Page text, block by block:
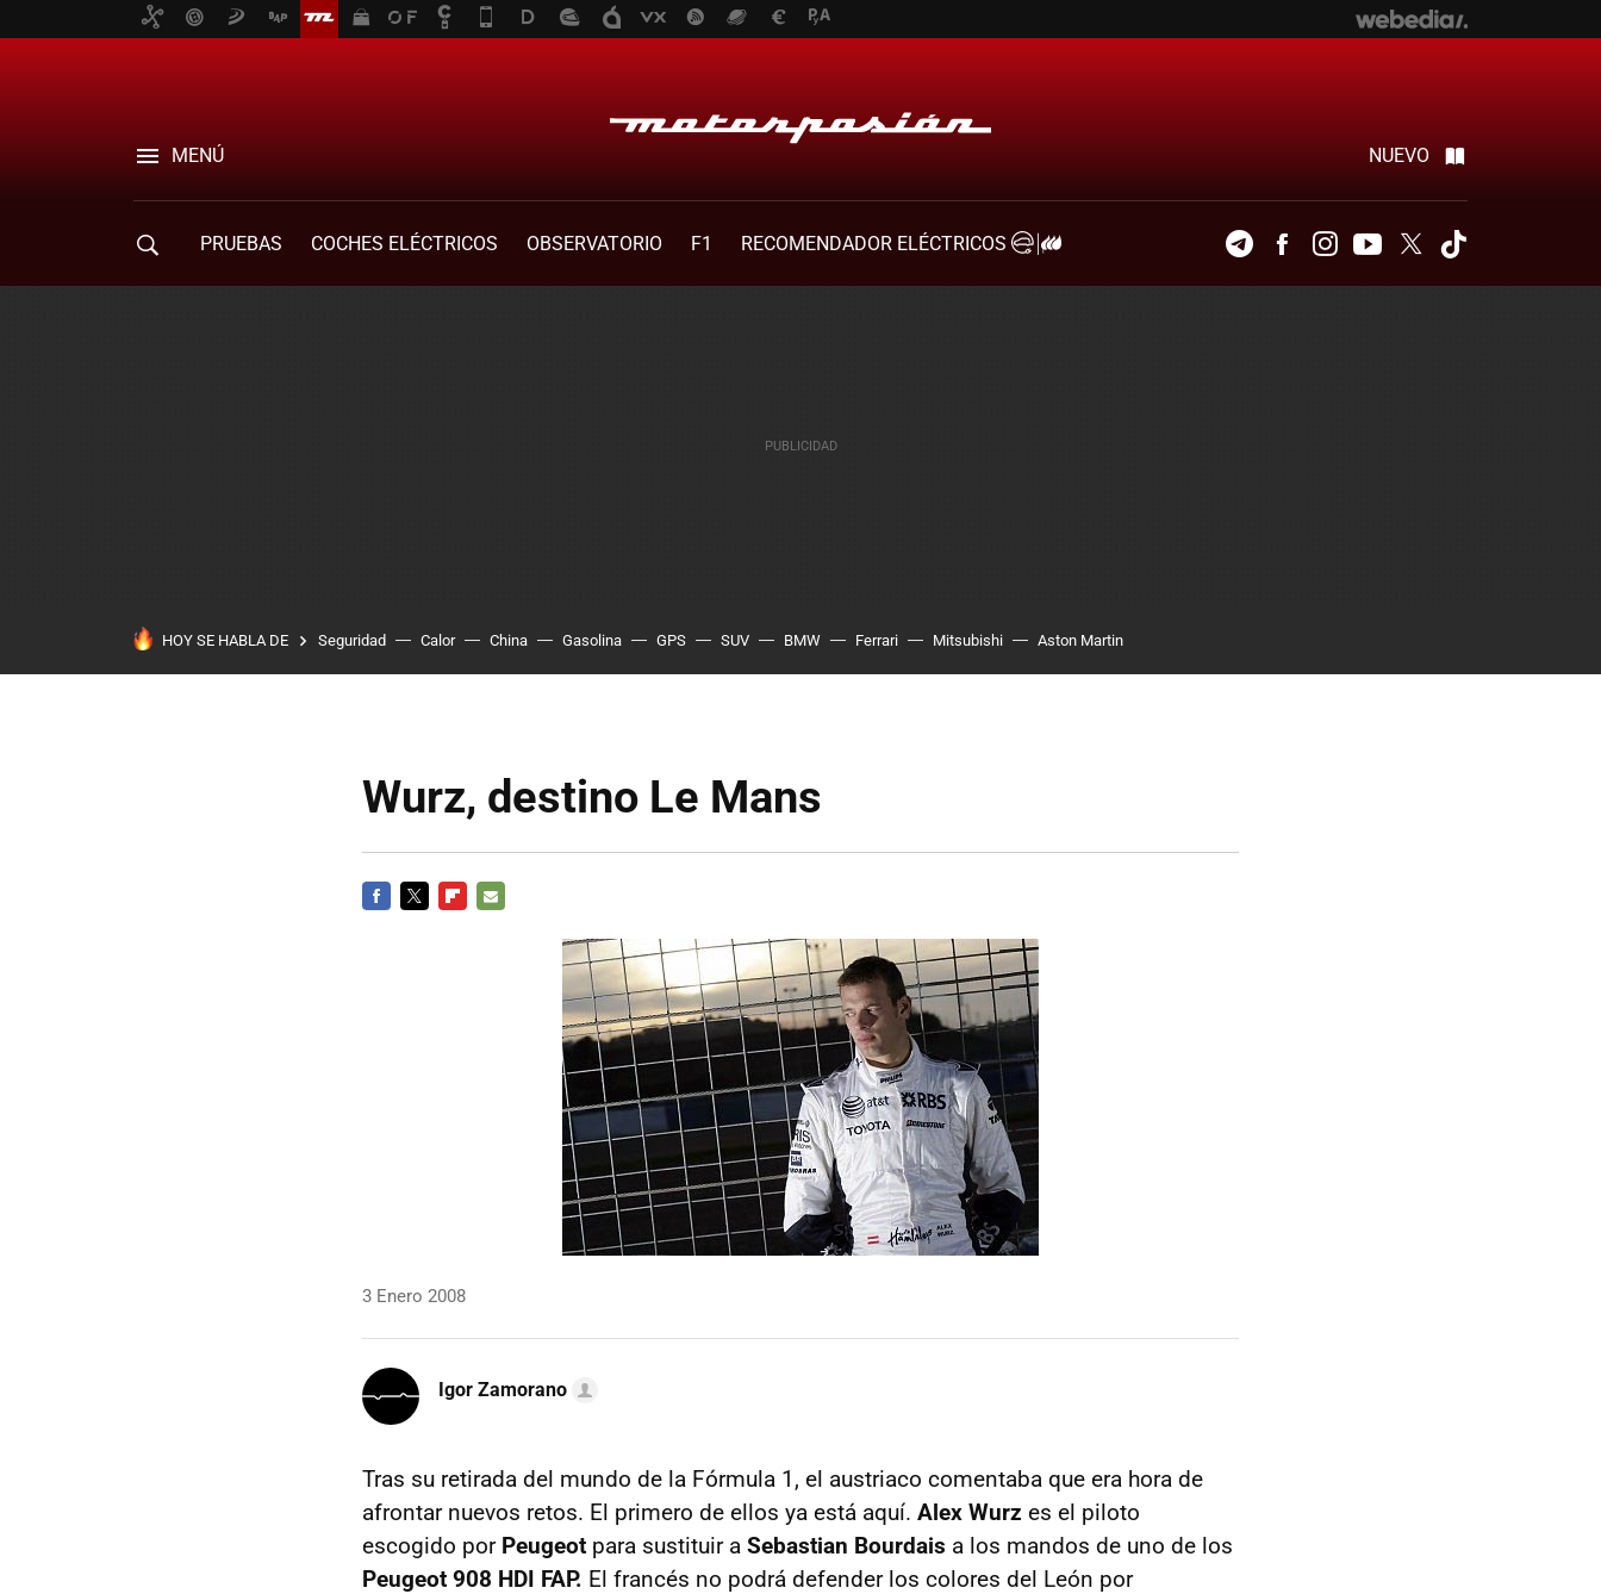
MENÚ NUEVO
PRUEBAS COCHES ELÉCTRICOS OBSERVATORIO F1
RECOMENDADOR ELÉCTRICOS
TelegramFacebookInstagramYoutubeTwitter
HOY SE HABLA DE Seguridad Calor China Gasolina GPS SUV BMW Ferrari Mitsubishi Aston Martin
Wurz, destino Le Mans
3 Enero 2008
Igor Zamorano
Tras su retirada del mundo de la Fórmula 1, el austriaco comentaba que era hora de
afrontar nuevos retos. El primero de ellos ya está aquí. Alex Wurz es el piloto
escogido por Peugeot para sustituir a Sebastian Bourdais a los mandos de uno de los
Peugeot 908 HDI FAP. El francés no podrá defender los colores del León por